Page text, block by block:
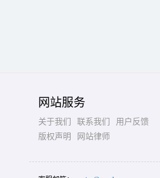
网站服务
关于我们 联系我们
用户反馈
版权声明
网站律师